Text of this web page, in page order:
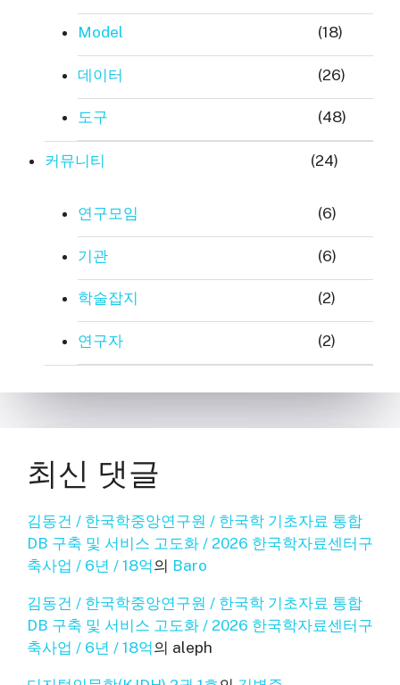
Model (18)
데이터 (26)
도구 (48)
커뮤니티 (24)
연구모임 (6)
기관 (6)
학술잡지 (2)
연구자 (2)
최신 댓글
김동건 / 한국학중앙연구원 / 한국학 기초자료 통합
DB 구축 및 서비스 고도화 / 2026 한국학자료센터구
축사업 / 6년 / 18억의 Baro
김동건 / 한국학중앙연구원 / 한국학 기초자료 통합
DB 구축 및 서비스 고도화 / 2026 한국학자료센터구
축사업 / 6년 / 18억의 aleph